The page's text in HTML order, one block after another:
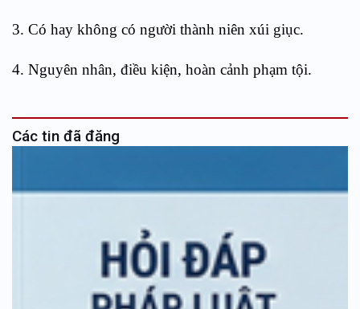
3. Có hay không có người thành niên xúi giục.
4. Nguyên nhân, điều kiện, hoàn cảnh phạm tội.
Các tin đã đăng